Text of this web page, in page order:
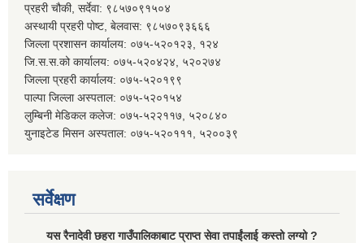
प्रहरी चौकी, सर्देवा: ९८५७०९१५०४
अस्थायी प्रहरी पोष्ट, बेलवास: ९८५७०९३६६६
जिल्ला प्रशासन कार्यालय: ०७५-५२०१२३, १२४
जि.स.स.को कार्यालय: ०७५-५२०४२४, ५२०२७४
जिल्ला प्रहरी कार्यालय: ०७५-५२०१९९
पाल्पा जिल्ला अस्पताल: ०७५-५२०१५४
लुम्बिनी मेडिकल कलेज: ०७५-५२२११७, ५२०८४०
युनाइटेड मिसन अस्पताल: ०७५-५२०१११, ५२००३९
सर्वेक्षण
यस रैनादेवी छहरा गाउँपालिकाबाट प्राप्त सेवा तपाईंलाई कस्तो लग्यो ?